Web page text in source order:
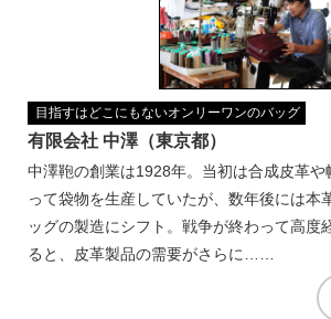
目指すはどこにもないオンリーワンのバッグ
有限会社 中澤（東京都）
中澤鞄の創業は1928年。当初は合成皮革や
って袋物を生産していたが、数年後には本
ッグの製造にシフト。戦争が終わって高度
ると、皮革製品の需要がさらに……